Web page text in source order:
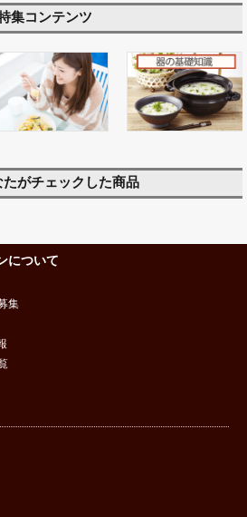
集コンテンツ
たがチェックした商品
について
集